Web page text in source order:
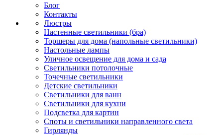
Блог
Контакты
Люстры
Настенные светильники (бра)
Торшеры для дома (напольные светильники)
Настольные лампы
Уличное освещение для дома и сада
Светильники потолочные
Точечные светильники
Детские светильники
Светильники для ванн
Светильники для кухни
Подсветка для картин
Споты и светильники направленного света
Гирлянды